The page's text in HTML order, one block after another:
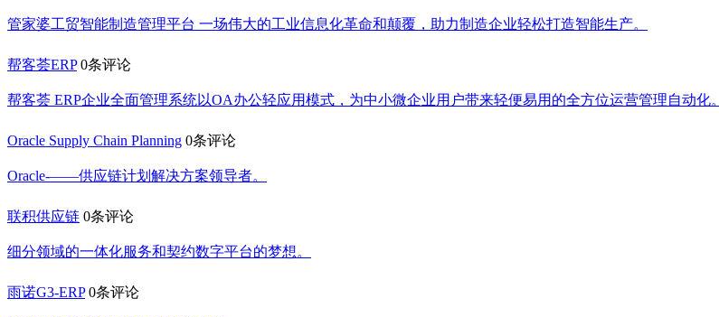
管家婆工贸智能制造管理平台 一场伟大的工业信息化革命和颠覆，助力制造企业轻松打造智能生产。
帮客荟ERP 0条评论
帮客荟 ERP企业全面管理系统以OA办公轻应用模式，为中小微企业用户带来轻便易用的全方位运营管理自动化。
Oracle Supply Chain Planning 0条评论
Oracle-——供应链计划解决方案领导者。
联积供应链 0条评论
细分领域的一体化服务和契约数字平台的梦想。
雨诺G3-ERP 0条评论